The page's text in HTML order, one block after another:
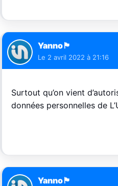
Yanno🏴
Le 2 avril 2022 à 21:16
Surtout qu’on vient
données personnelles de
Yanno🏴